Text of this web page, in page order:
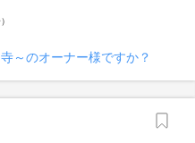
～のオーナー様ですか？